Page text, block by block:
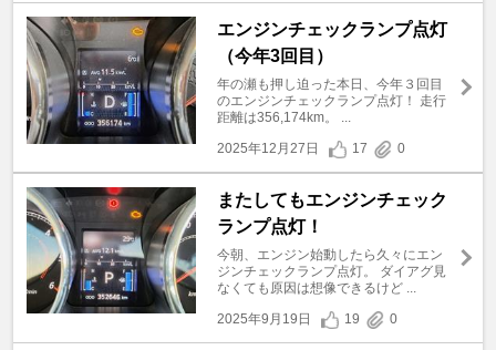
エンジンチェックランプ点灯
（今年3回目）
年の瀬も押し迫った本日、今年３回目
のエンジンチェックランプ点灯！ 走行
距離は356,174km。 ...
2025年12月27日
17 0
またしてもエンジンチェック
ランプ点灯！
今朝、エンジン始動したら久々にエン
ジンチェックランプ点灯。 ダイアグ見
なくても原因は想像できるけど ...
2025年9月19日
19 0